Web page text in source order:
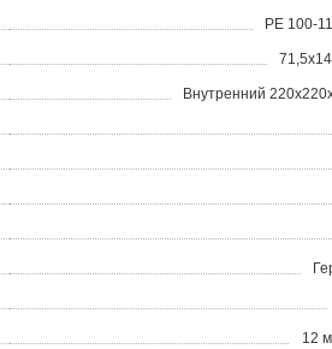
РЕ 100-
Внутренний
12